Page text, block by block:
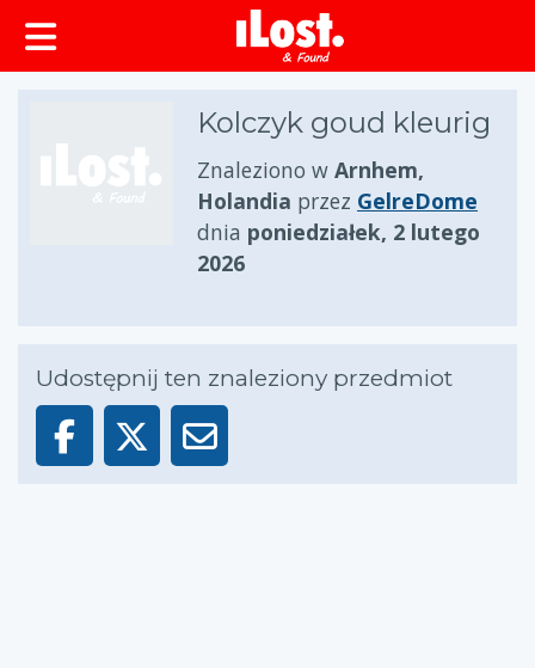
zawartości
Kolczyk goud kleurig
Znaleziono w Arnhem,
Holandia przez GelreDome
dnia poniedziałek, 2 lutego
2026
Udostępnij ten znaleziony przedmiot